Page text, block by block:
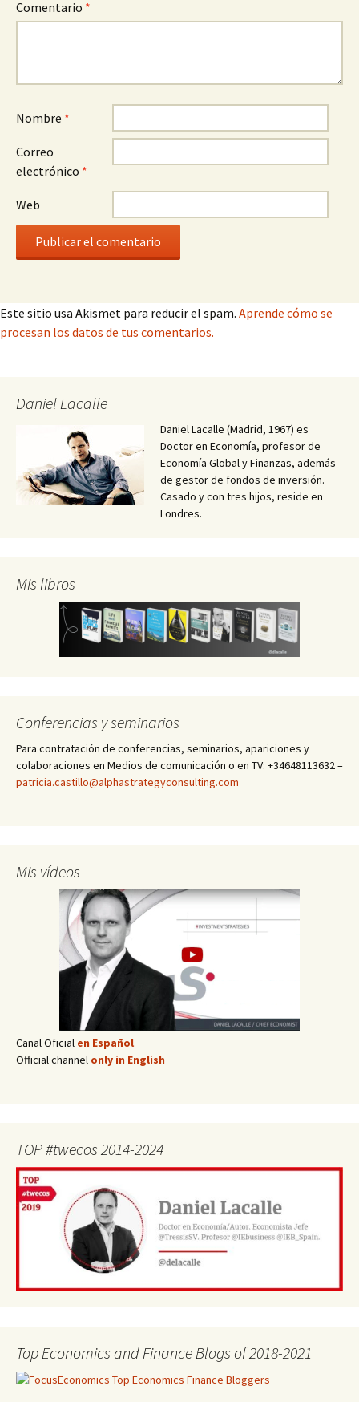
Comentario *
Nombre *
Correo
electrónico *
Web
Este sitio usa Akismet para reducir el spam. Aprende cómo se
procesan los datos de tus comentarios.
Daniel Lacalle
Daniel Lacalle (Madrid, 1967) es
Doctor en Economía, profesor de
Economía Global y Finanzas, además
de gestor de fondos de inversión.
Casado y con tres hijos, reside en
Londres.
Mis libros
Conferencias y seminarios
Para contratación de conferencias, seminarios, apariciones y
colaboraciones en Medios de comunicación o en TV: +34648113632 –
patricia.castillo@alphastrategyconsulting.com
Mis vídeos
Canal Oficial en Español.
Official channel only in English
TOP #twecos 2014-2024
Top Economics and Finance Blogs of 2018-2021